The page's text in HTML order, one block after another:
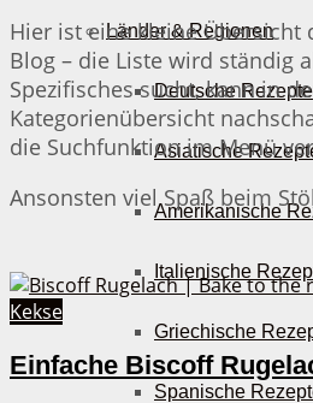
Länder & Regionen
Deutsche Rezepte
Asiatische
Amerikanische
Italienische
Griechische
Spanische
Hier ist eine kleine Übersicht
Blog – die Liste wird ständig
Spezifisches sucht, kann in
Kategorienübersicht
die Suchfunktion im Menü
Ansonsten viel Spaß beim
Kekse
Einfache Biscoff